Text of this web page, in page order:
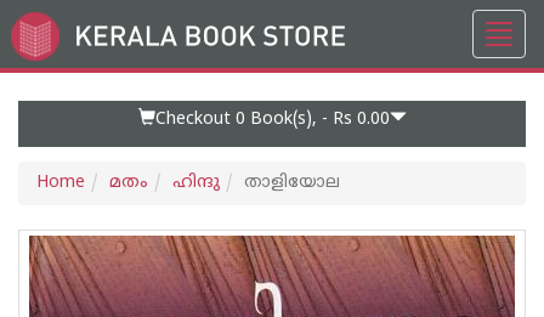
Go
to
Checkout 0 Book(s), - Rs 0.00
Home മതം ഹിന്ദു താളിയോല